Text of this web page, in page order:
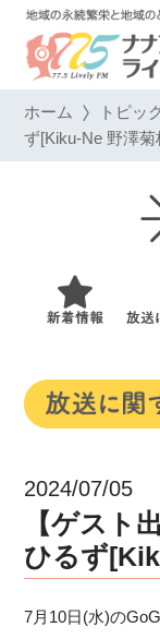
ホーム トピッ
ず[Kiku-Ne 野澤菊
2024/07/05
【ゲスト
ひるず
7月10日(水)の